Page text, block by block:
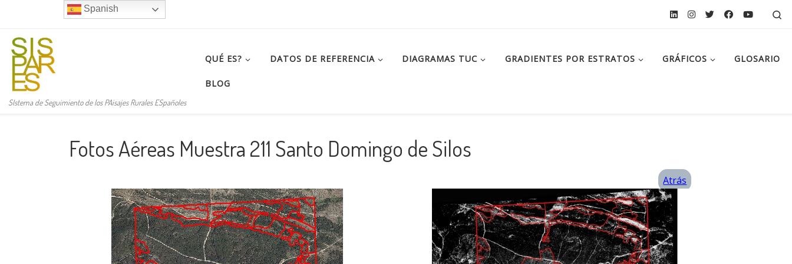
Saltar al contenido
SIstema de Seguimiento de los PAisajes Rurales ESpañoles
QUÉ ES? DATOS DE REFERENCIA DIAGRAMAS TUC GRADIENTES POR ESTRATOS GRÁFICOS GLOSARIO
BLOG
Fotos Aéreas Muestra 211 Santo Domingo de Silos
Atrás
Spanish